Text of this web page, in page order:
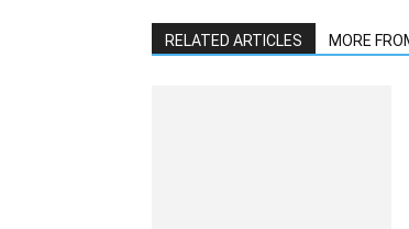
RELATED ARTICLES MORE